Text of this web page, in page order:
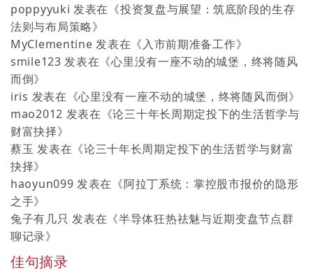
poppyyuki 发表在《投资复盘与展望：筑底阶段的生存
法则与布局策略》
MyClementine 发表在《入市前期准备工作》
smile123 发表在《心里没有一座不动的城堡，终将随风
而倒》
iris 发表在《心里没有一座不动的城堡，终将随风而倒》
mao2012 发表在《论三十年长周期定投下的生活哲学与
财富抉择》
蔡玉 发表在《论三十年长周期定投下的生活哲学与财富
抉择》
haoyun099 发表在《阿拉丁系统：掌控股市报价的隐形
之手》
兔子有几只 发表在《半导体狂热祛魅与近期变盘节点群
聊记录》
佳句摘录